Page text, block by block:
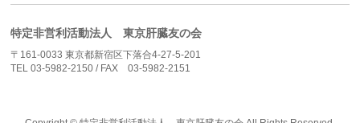
特定非営利活動法人 東京肝臓友の会
〒161-0033 東京都新宿区下落合4-27-5-201
TEL 03-5982-2150 / FAX 03-5982-2151